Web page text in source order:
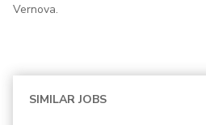
Vernova.
SIMILAR JOBS